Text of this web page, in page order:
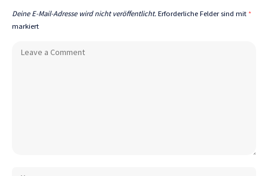
Deine E-Mail-Adresse wird nicht veröffentlicht. Erforderliche Felder sind mit *
markiert